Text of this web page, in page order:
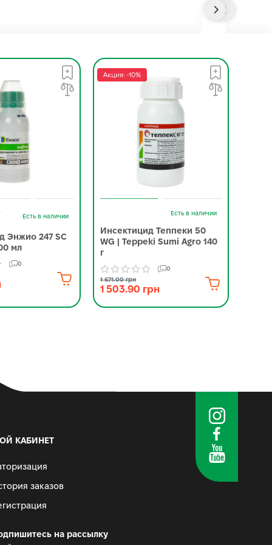
Есть в наличии
Энжио 247 SC
мл
0
Акция: -10%
Есть в наличии
Инсектицид Теппеки 50
WG | Teppeki Sumi Agro 140
г
0
1 671.00 грн
1 503.90 грн
КАБИНЕТ
заказов
на рассылку